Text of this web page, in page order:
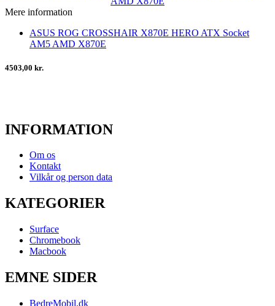
Mere information
ASUS ROG CROSSHAIR X870E HERO ATX Socket
AM5 AMD X870E
4503,00 kr.
INFORMATION
Om os
Kontakt
Vilkår og person data
KATEGORIER
Surface
Chromebook
Macbook
EMNE SIDER
BedreMobil.dk